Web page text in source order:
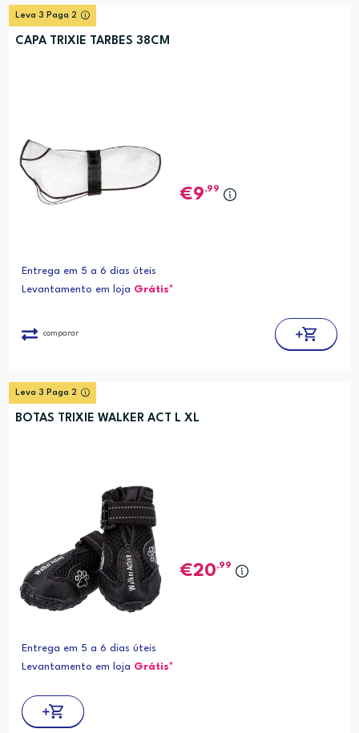
Leva 3 Paga 2
CAPA TRIXIE TARBES 38CM
9,99
Entrega em 5 a 6 dias úteis
Levantamento em loja Grátis*
comparar
Leva 3 Paga 2
BOTAS TRIXIE WALKER ACT L XL
20,99
Entrega em 5 a 6 dias úteis
Levantamento em loja Grátis*